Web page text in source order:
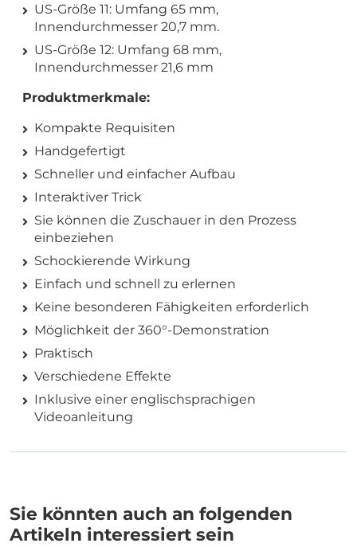
US-Größe 11: Umfang 65 mm,
Innendurchmesser 20,7 mm.
US-Größe 12: Umfang 68 mm,
Innendurchmesser 21,6 mm
Produktmerkmale:
Kompakte Requisiten
Handgefertigt
Schneller und einfacher Aufbau
Interaktiver Trick
Sie können die Zuschauer in den Prozess
einbeziehen
Schockierende Wirkung
Einfach und schnell zu erlernen
Keine besonderen Fähigkeiten erforderlich
Möglichkeit der 360°-Demonstration
Praktisch
Verschiedene Effekte
Inklusive einer englischsprachigen
Videoanleitung
Sie könnten auch an folgenden
Artikeln interessiert sein